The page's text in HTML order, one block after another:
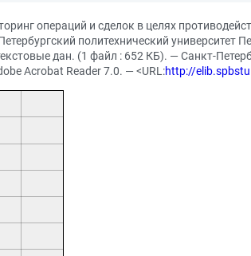
операций и сделок в целях
политехнический университет
дан. (1 файл : 652 КБ). — Санкт-
Acrobat Reader 7.0. — <URL:http://